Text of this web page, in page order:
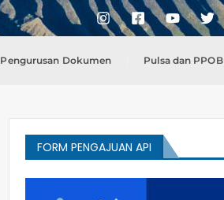
Pengurusan Dokumen Pulsa dan PPOB
FORM PENGAJUAN API